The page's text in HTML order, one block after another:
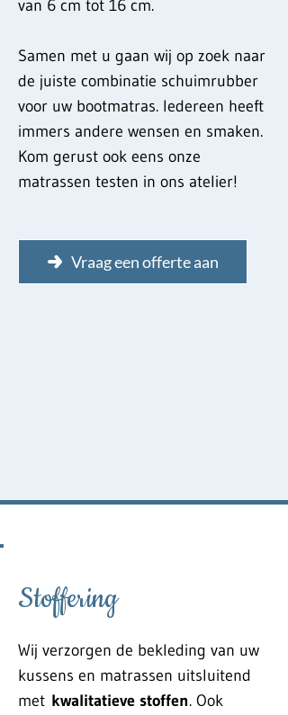
van 6 cm tot 16 cm.
Samen met u gaan wij op zoek naar
de juiste combinatie schuimrubber
voor uw bootmatras. Iedereen heeft
immers andere wensen en smaken.
Kom gerust ook eens onze
matrassen testen in ons atelier!
Vraag een offerte aan
Stoffering
Wij verzorgen de bekleding van uw
kussens en matrassen uitsluitend
met kwalitatieve stoffen. Ook